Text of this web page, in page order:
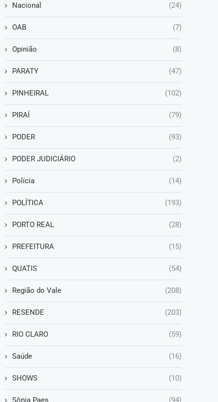
Nacional (24)
OAB (7)
Opinião (8)
PARATY (47)
PINHEIRAL (102)
PIRAÍ (79)
PODER (93)
PODER JUDICIÁRIO (2)
Polícia (14)
POLÍTICA (193)
PORTO REAL (28)
PREFEITURA (15)
QUATIS (54)
Região do Vale (208)
RESENDE (203)
RIO CLARO (59)
Saúde (16)
SHOWS (10)
Sônia Paes (94)